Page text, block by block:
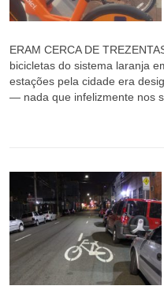
ERAM CERCA DE
bicicletas do sistema laranja
estações pela cidade era
— nada que infelizmente nos